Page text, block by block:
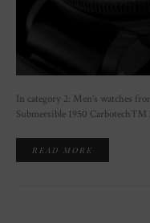
In category 2: Men’s watches
Submersible 1950 Carbotech™
READ MORE